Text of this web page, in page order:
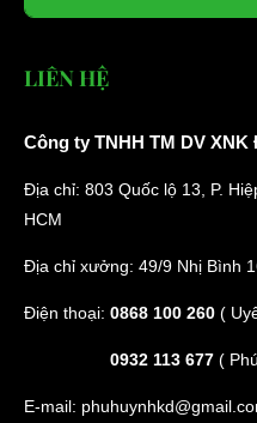
LIÊN HỆ
Công ty TNHH TM DV
Địa chỉ: 803 Quốc lộ 13, P.
HCM
Địa chỉ xưởng: 49/9 Nhị Bình
Điện thoại: 0868 100 260 (
0932 113 677 (
E-mail: